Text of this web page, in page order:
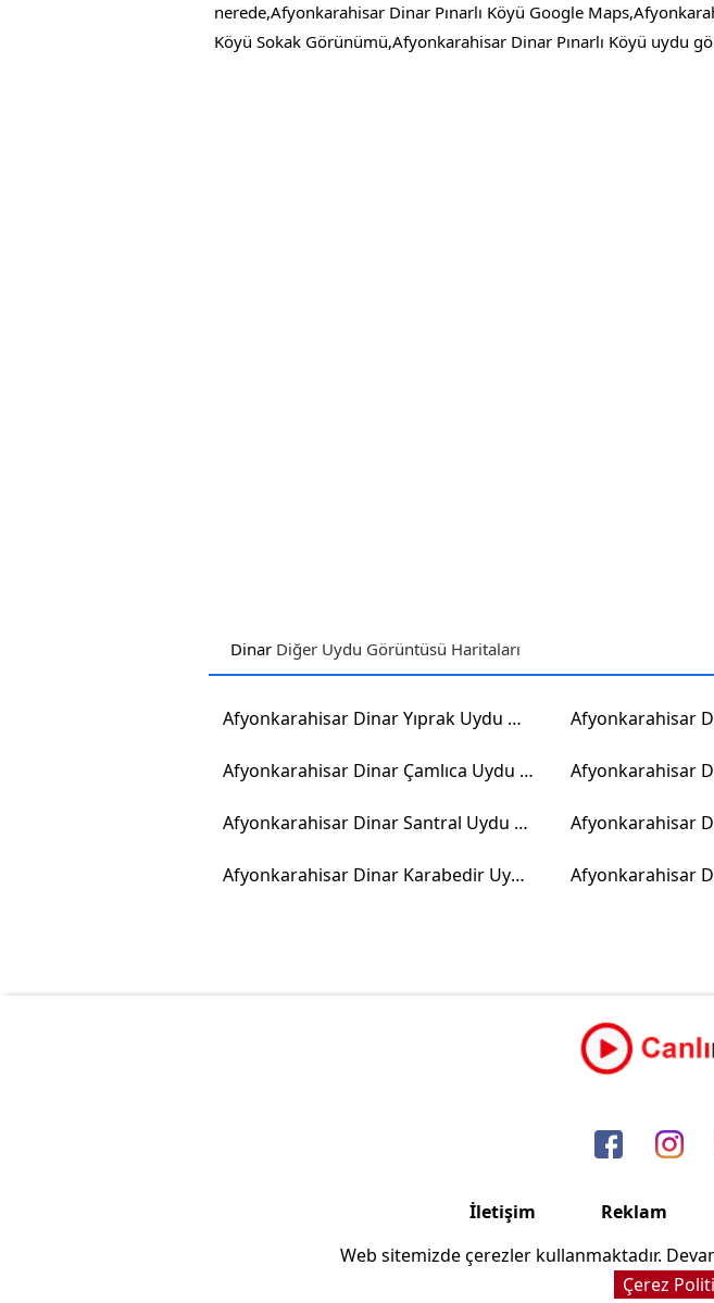
nerede,Afyonkarahisar Dinar Pınarlı Köyü Google
Köyü Sokak Görünümü,Afyonkarahisar Dinar Pınarlı Köyü uydu
Dinar Diğer Uydu Görüntüsü Haritaları
Afyonkarahisar Dinar Yıprak Uydu Görüntüsü
Afyonkarahisar Dinar Çamlıca Uydu Görüntüsü
Afyonkarahisar Dinar Santral Uydu Görüntüsü
Afyonkarahisar Dinar Karabedir Uydu Görüntüsü
İletişim Reklam
Copyright © 2006/
Web sitemizde çerezler kullanmaktadır.
Çerez